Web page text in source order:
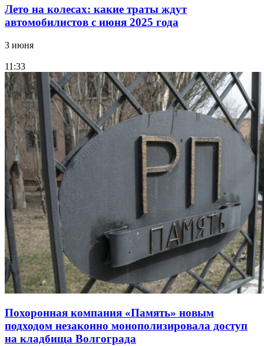
Лето на колесах: какие траты ждут
автомобилистов с июня 2025 года
3 июня
11:33
Похоронная компания «Память» новым
подходом незаконно монополизировала доступ
на кладбища Волгограда